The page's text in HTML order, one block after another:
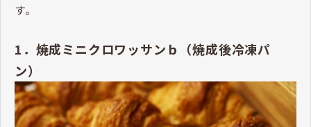
す。
1．焼成ミニクロワッサンｂ（焼成後冷凍パ
ン）